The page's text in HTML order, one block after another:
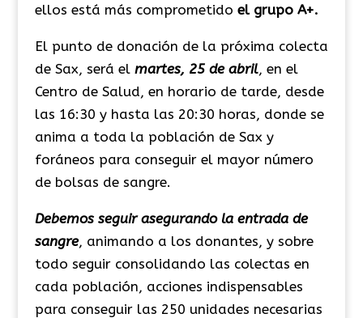
ellos está más comprometido el grupo A+.
El punto de donación de la próxima colecta
de Sax, será el martes, 25 de abril, en el
Centro de Salud, en horario de tarde, desde
las 16:30 y hasta las 20:30 horas, donde se
anima a toda la población de Sax y
foráneos para conseguir el mayor número
de bolsas de sangre.
Debemos seguir asegurando la entrada de
sangre, animando a los donantes, y sobre
todo seguir consolidando las colectas en
cada población, acciones indispensables
para conseguir las 250 unidades necesarias